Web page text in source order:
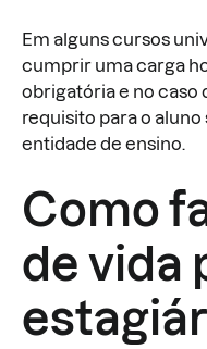
Em alguns cursos
cumprir uma carga
obrigatória e no caso
requisito para o
entidade de ensino.
Como
de vida